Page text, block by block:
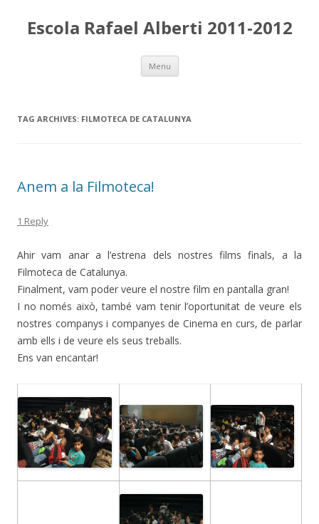
Escola Rafael Alberti 2011-2012
Menu Skip
content
TAG ARCHIVES: FILMOTECA DE CATALUNYA
Anem a la Filmoteca!
1 Reply
Ahir vam anar a l’estrena dels nostres films finals, a la
Filmoteca de Catalunya.
Finalment, vam poder veure el nostre film en pantalla gran!
I no només això, també vam tenir l’oportunitat de veure els
nostres companys i companyes de Cinema en curs, de parlar
amb ells i de veure els seus treballs.
Ens van encantar!